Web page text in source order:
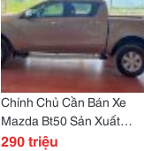
Chính Chủ Cần Bán Xe
Mazda Bt50 Sản Xuất
Năm 2015
290 triệu